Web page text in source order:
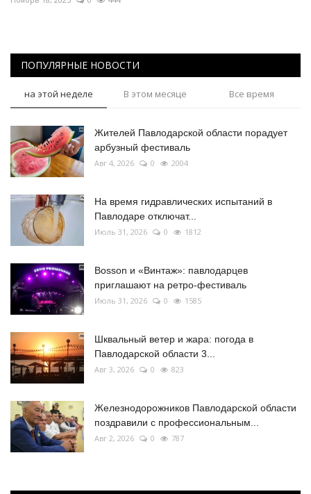
ПОПУЛЯРНЫЕ НОВОСТИ
на этой неделе В этом месяце Все время
Жителей Павлодарской области порадует
арбузный фестиваль
Авг 4, 2026 0 2004
На время гидравлических испытаний в
Павлодаре отключат...
Июль 31, 2026 0 1812
Bosson и «Винтаж»: павлодарцев
приглашают на ретро-фестиваль
Июль 31, 2026 0 1585
Шквальный ветер и жара: погода в
Павлодарской области 3...
Авг 3, 2026 0 823
Железнодорожников Павлодарской области
поздравили с профессиональным...
Авг 2, 2026 0 787